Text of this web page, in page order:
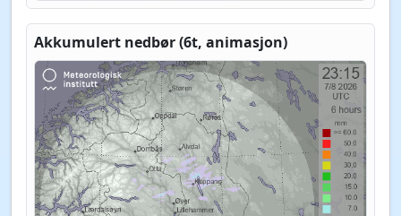
Akkumulert nedbør (6t, animasjon)